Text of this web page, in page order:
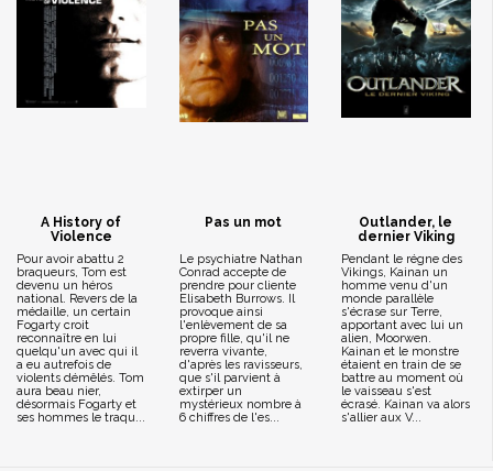
A History of
Violence
Pour avoir abattu 2
braqueurs, Tom est
devenu un héros
national. Revers de la
médaille, un certain
Fogarty croit
reconnaître en lui
quelqu'un avec qui il
a eu autrefois de
violents démêlés. Tom
aura beau nier,
désormais Fogarty et
ses hommes le traqu...
Pas un mot
Le psychiatre Nathan
Conrad accepte de
prendre pour cliente
Elisabeth Burrows. Il
provoque ainsi
l'enlèvement de sa
propre fille, qu'il ne
reverra vivante,
d'après les ravisseurs,
que s'il parvient à
extirper un
mystérieux nombre à
6 chiffres de l'es...
Outlander, le
dernier Viking
Pendant le régne des
Vikings, Kainan un
homme venu d'un
monde parallèle
s'écrase sur Terre,
apportant avec lui un
alien, Moorwen.
Kainan et le monstre
étaient en train de se
battre au moment où
le vaisseau s'est
écrasé. Kainan va alors
s'allier aux V...